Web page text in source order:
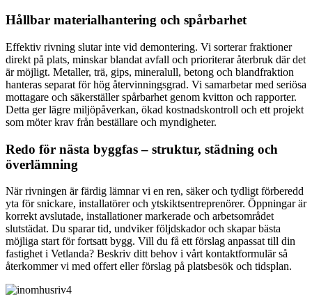
Hållbar materialhantering och spårbarhet
Effektiv rivning slutar inte vid demontering. Vi sorterar fraktioner
direkt på plats, minskar blandat avfall och prioriterar återbruk där det
är möjligt. Metaller, trä, gips, mineralull, betong och blandfraktion
hanteras separat för hög återvinningsgrad. Vi samarbetar med seriösa
mottagare och säkerställer spårbarhet genom kvitton och rapporter.
Detta ger lägre miljöpåverkan, ökad kostnadskontroll och ett projekt
som möter krav från beställare och myndigheter.
Redo för nästa byggfas – struktur, städning och
överlämning
När rivningen är färdig lämnar vi en ren, säker och tydligt förberedd
yta för snickare, installatörer och ytskiktsentreprenörer. Öppningar är
korrekt avslutade, installationer markerade och arbetsområdet
slutstädat. Du sparar tid, undviker följdskador och skapar bästa
möjliga start för fortsatt bygg. Vill du få ett förslag anpassat till din
fastighet i Vetlanda? Beskriv ditt behov i vårt kontaktformulär så
återkommer vi med offert eller förslag på platsbesök och tidsplan.